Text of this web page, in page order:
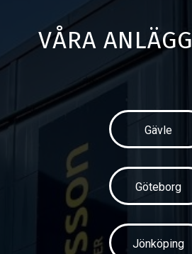
VÅRA
Gävle
Göteborg
Jönköping